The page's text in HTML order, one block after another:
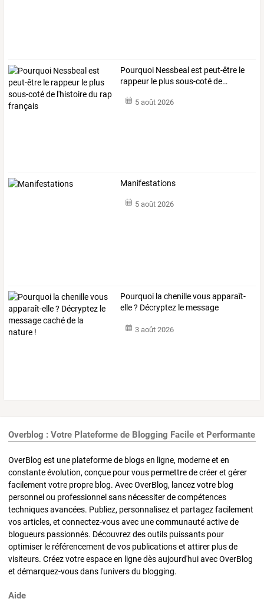
Pourquoi Nessbealest peut-être le
rappeur le plussous-cotéde…
5 août 2026
Manifestations
5 août 2026
Pourquoi la chenillevousapparaît-
elle? Décryptez le message
3 août 2026
Overblog : Votre Plateforme de Blogging Facile et Performante
OverBlog est une plateforme de blogs en ligne, moderne et en
constante évolution, conçue pour vous permettre de créer et gérer
facilement votre propre blog. Avec OverBlog, lancez votre blog
personnel ou professionnel sans nécessiter de compétences
techniques avancées. Publiez, personnalisez et partagez facilement
vos articles, et connectez-vous avec une communauté active de
blogueurs passionnés. Découvrez des outils puissants pour
optimiser le référencement de vos publications et attirer plus de
visiteurs. Créez votre espace en ligne dès aujourd'hui avec OverBlog
et démarquez-vous dans l'univers du blogging.
Aide